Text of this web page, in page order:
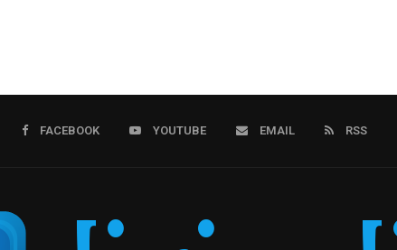
FACEBOOK YOUTUBE EMAIL RSS